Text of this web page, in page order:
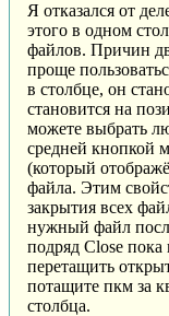
Я отказался от
этого в одном
файлов. Причин
проще
в столбце, он
становится на
можете выбрать
средней кнопкой
(который
файла. Этим
закрытия всех
нужный файл
подряд Close
перетащить
потащите пкм за
столбца.